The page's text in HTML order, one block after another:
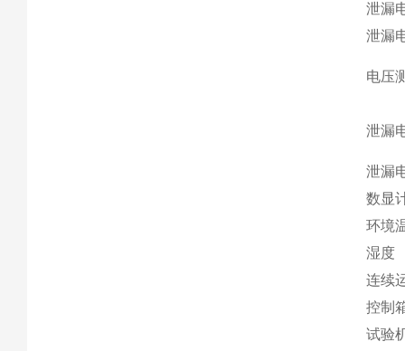
泄漏
泄漏
电压
泄漏
泄漏
数显
环境
湿度
连续
控制
试验